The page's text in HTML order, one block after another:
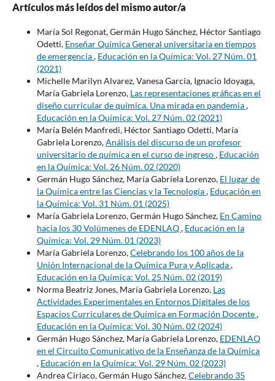
Artículos más leídos del mismo autor/a
María Sol Regonat, Germán Hugo Sánchez, Héctor Santiago
Odetti, Enseñar Química General universitaria en tiempos
de emergencia, Educación en la Química: Vol. 27 Núm. 01
(2021)
Michelle Marilyn Alvarez, Vanesa García, Ignacio Idoyaga,
María Gabriela Lorenzo, Las representaciones gráficas en el
diseño curricular de química. Una mirada en pandemia,
Educación en la Química: Vol. 27 Núm. 02 (2021)
María Belén Manfredi, Héctor Santiago Odetti, María
Gabriela Lorenzo,Análisis del discurso de un profesor
universitario de química en el curso de ingreso, Educación
en la Química: Vol. 26 Núm. 02 (2020)
Germán Hugo Sánchez, María Gabriela Lorenzo, El lugar de
la Química entre las Ciencias y la Tecnología, Educación en
la Química: Vol. 31 Núm. 01 (2025)
María Gabriela Lorenzo, Germán Hugo Sánchez, En Camino
hacia los 30 Volúmenes de EDENLAQ, Educación en la
Química: Vol. 29 Núm. 01 (2023)
María Gabriela Lorenzo,Celebrando los 100 años de la
Unión Internacional de la Química Pura y Aplicada,
Educación en la Química: Vol. 25 Núm. 02 (2019)
Norma Beatriz Jones, María Gabriela Lorenzo, Las
Actividades Experimentales en Entornos Digitales de los
Espacios Curriculares de Química en Formación Docente,
Educación en la Química: Vol. 30 Núm. 02 (2024)
Germán Hugo Sánchez, María Gabriela Lorenzo, EDENLAQ
en el Circuito Comunicativo de la Enseñanza de la Química
, Educación en la Química: Vol. 29 Núm. 02 (2023)
Andrea Ciriaco, Germán Hugo Sánchez,Celebrando 35